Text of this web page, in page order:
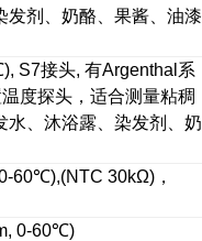
发剂、奶酪、果酱、油漆
), S7接头,有Argenthal 系
温度探头，适合测量粘稠
水、沐浴露、染发剂、奶
60℃),(NTC 30kΩ) ，
0-60℃)